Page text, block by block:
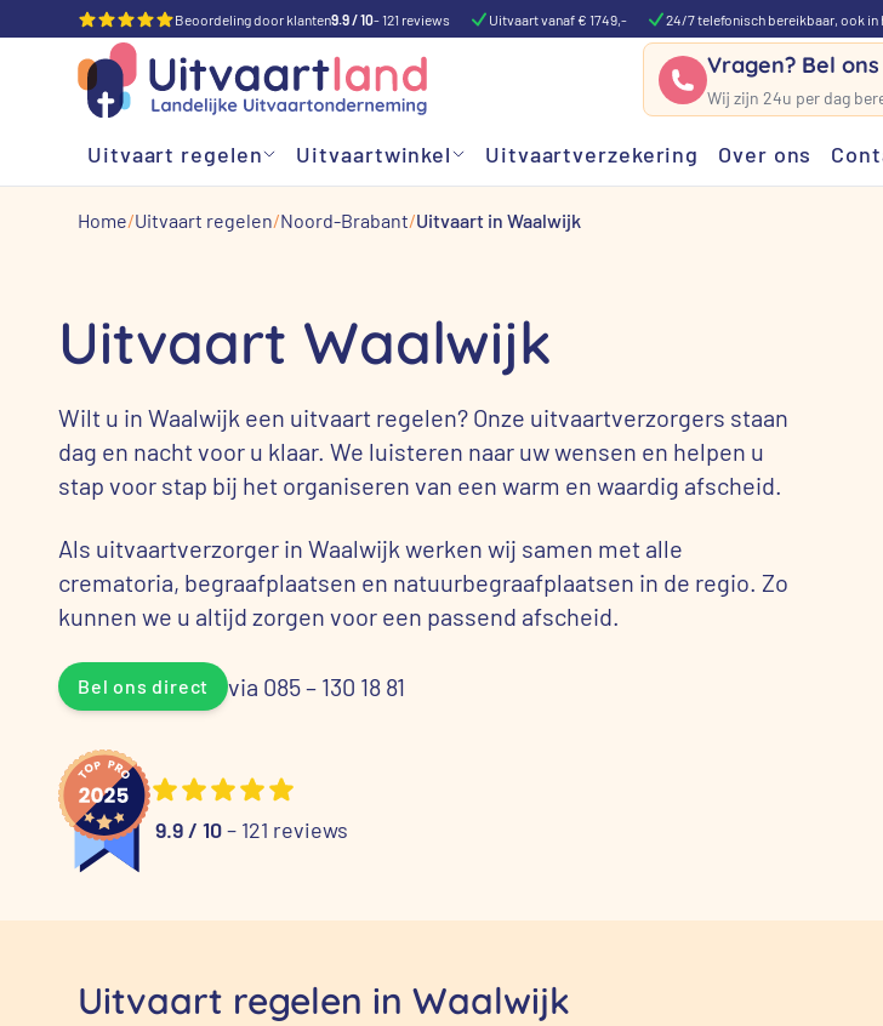
Beoordeling door klanten9.9 / 10- 121 reviews Uitvaart vanaf € 1749,- 24/7 telefonisch bereikbaar, ook in
Vragen? Bel
Wij zijn 24u per dag
Uitvaart regelen Uitvaartwinkel Uitvaartverzekering Over ons
Home Uitvaart regelen Noord-Brabant Uitvaart in Waalwijk
Uitvaart Waalwijk
Wilt u in Waalwijk een uitvaart regelen? Onze uitvaartverzorgers staan
dag en nacht voor u klaar. We luisteren naar uw wensen en helpen u
stap voor stap bij het organiseren van een warm en waardig afscheid.
Als uitvaartverzorger in Waalwijk werken wij samen met alle
crematoria, begraafplaatsen en natuurbegraafplaatsen in de regio. Zo
kunnen we u altijd zorgen voor een passend afscheid.
Bel ons direct via 085 – 130 18 81
9.9 / 10– 121 reviews
Uitvaart regelen in Waalwijk